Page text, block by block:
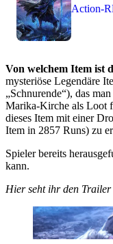
Action-
Von welchem Item ist
mysteriöse Legendäre
„Schnurende“), das
Marika-Kirche als Loot
dieses Item mit einer
Item in 2857 Runs) zu
Spieler bereits
kann.
Hier seht ihr den